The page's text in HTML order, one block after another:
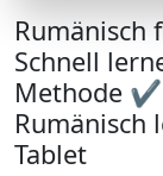
Schnell
Methode
Rumänisch
Tablet